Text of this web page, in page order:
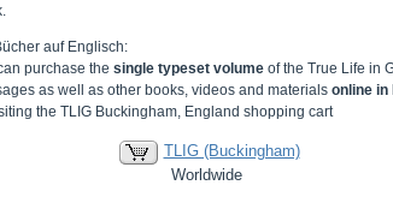
auf Englisch:
purchase the single typeset volume of the True Life in
as well as other books, videos and materials online in
the TLIG Buckingham, England shopping cart
TLIG (Buckingham)
Worldwide